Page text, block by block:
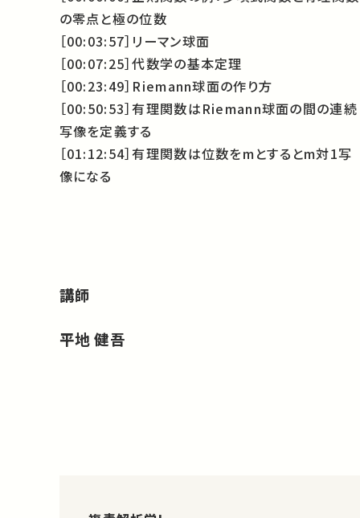
の零点と極の位数
［00:03:57］リーマン球面
［00:07:25］代数学の基本定理
［00:23:49］Riemann球面の作り方
［00:50:53］有理関数はRiemann球面の間の連続
写像を定義する
［01:12:54］有理関数は位数をmとするとm対1写
像になる
講師
平地 健吾